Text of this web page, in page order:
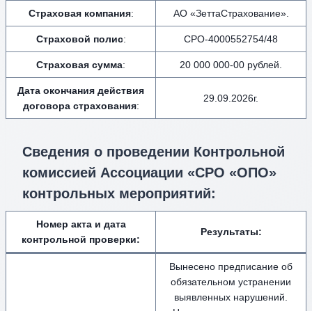
Страховая компания: АО «ЗеттаСтрахование».
Страховой полис: СРО-4000552754/48
Страховая сумма: 20 000 000-00 рублей.
Дата окончания действия
договора страхования:
29.09.2026г.
Сведения о проведении Контрольной
комиссией Ассоциации «СРО «ОПО»
контрольных мероприятий:
Номер акта и дата
контрольной проверки:
Результаты:
Вынесено предписание об
обязательном устранении
выявленных нарушений.